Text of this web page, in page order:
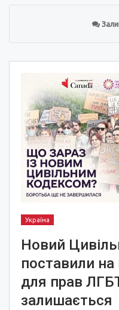
Україна
Новий
поставили на
для прав
залишається